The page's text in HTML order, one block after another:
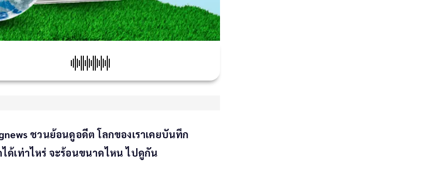
ชวนย้อนดูอดีต โลกของเราเคยบันทึก
ด้เท่าไหร่ จะร้อนขนาดไหน ไปดูกัน